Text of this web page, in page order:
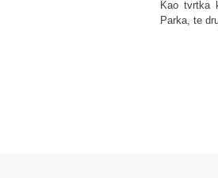
Kao tvrtka
Parka, te